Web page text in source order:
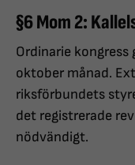
§6 Mom 2:
Ordinarie
oktober månad.
riksförbundets
det registrerade
nödvändigt.